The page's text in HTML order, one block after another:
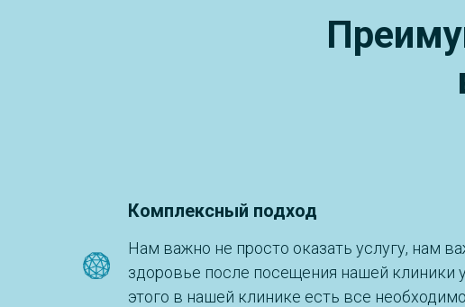
Комплексный подход
Нам важно не просто оказать услугу, нам
здоровье после посещения нашей клиники
этого в нашей клинике есть все